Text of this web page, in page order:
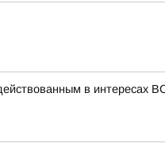
в интересах